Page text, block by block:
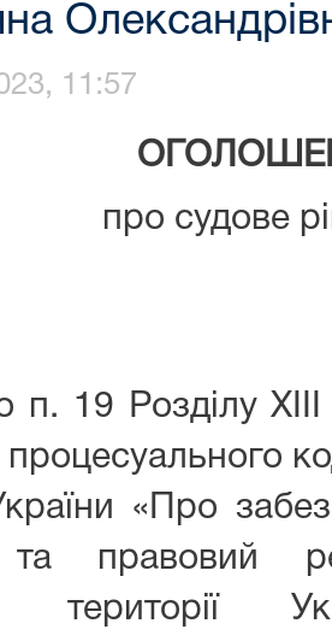
11:57
про судове
Розділу XIII
процесуального
«Про
та правовий
території